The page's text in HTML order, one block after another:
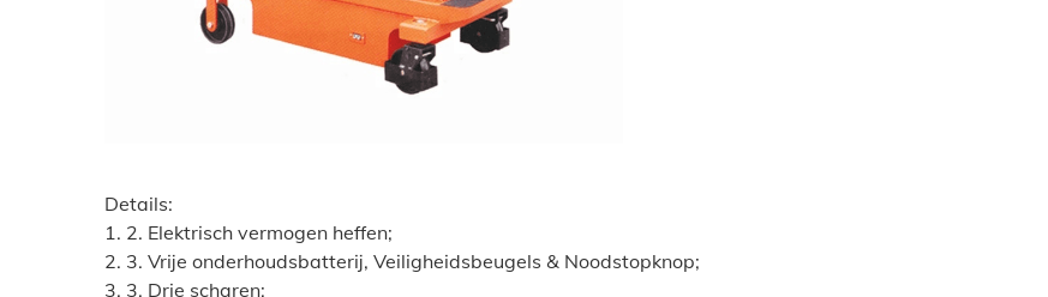
Details:
1. 2. Elektrisch vermogen heffen;
2. 3. Vrije onderhoudsbatterij, Veiligheidsbeugels & Noodstopknop;
3. 3. Drie scharen;